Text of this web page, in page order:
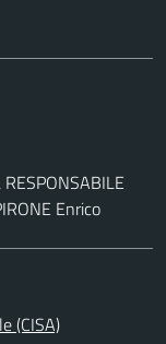
Enrico
(CISA)